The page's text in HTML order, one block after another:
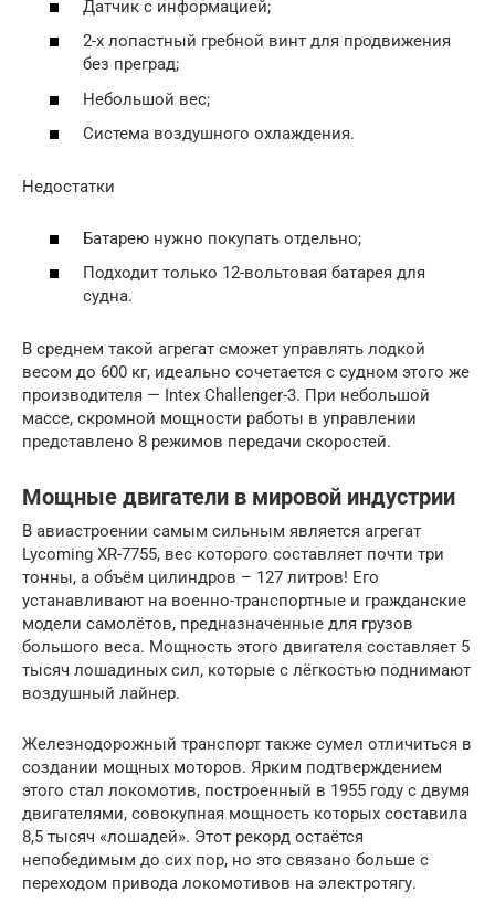
Датчик с информацией;
2-х лопастный гребной винт для продвижения
без преград;
Небольшой вес;
Система воздушного охлаждения.
Недостатки
Батарею нужно покупать отдельно;
Подходит только 12-вольтовая батарея для
судна.
В среднем такой агрегат сможет управлять лодкой
весом до 600 кг, идеально сочетается с судном этого же
производителя — Intex Challenger-3. При небольшой
массе, скромной мощности работы в управлении
представлено 8 режимов передачи скоростей.
Мощные двигатели в мировой индустрии
В авиастроении самым сильным является агрегат
Lycoming XR-7755, вес которого составляет почти три
тонны, а объём цилиндров – 127 литров! Его
устанавливают на военно-транспортные и гражданские
модели самолётов, предназначенные для грузов
большого веса. Мощность этого двигателя составляет 5
тысяч лошадиных сил, которые с лёгкостью поднимают
воздушный лайнер.
Железнодорожный транспорт также сумел отличиться в
создании мощных моторов. Ярким подтверждением
этого стал локомотив, построенный в 1955 году с двумя
двигателями, совокупная мощность которых составила
8,5 тысяч «лошадей». Этот рекорд остаётся
непобедимым до сих пор, но это связано больше с
переходом привода локомотивов на электротягу.